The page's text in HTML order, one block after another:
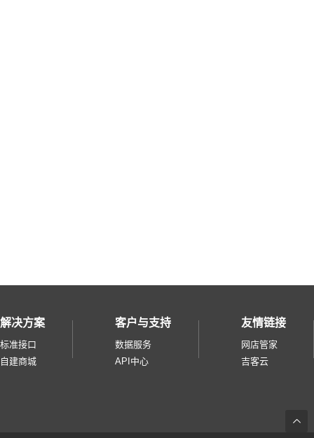
淘宝台湾
美团零售综合
零售通
返
解决方案
标准接口
自建商城
客户与支持
数据服务
API中心
友情链接
网店管家
吉客云